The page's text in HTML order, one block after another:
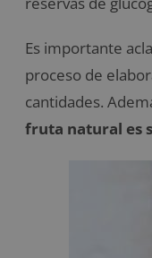
Es importante
proceso de
cantidades.
fruta natural es